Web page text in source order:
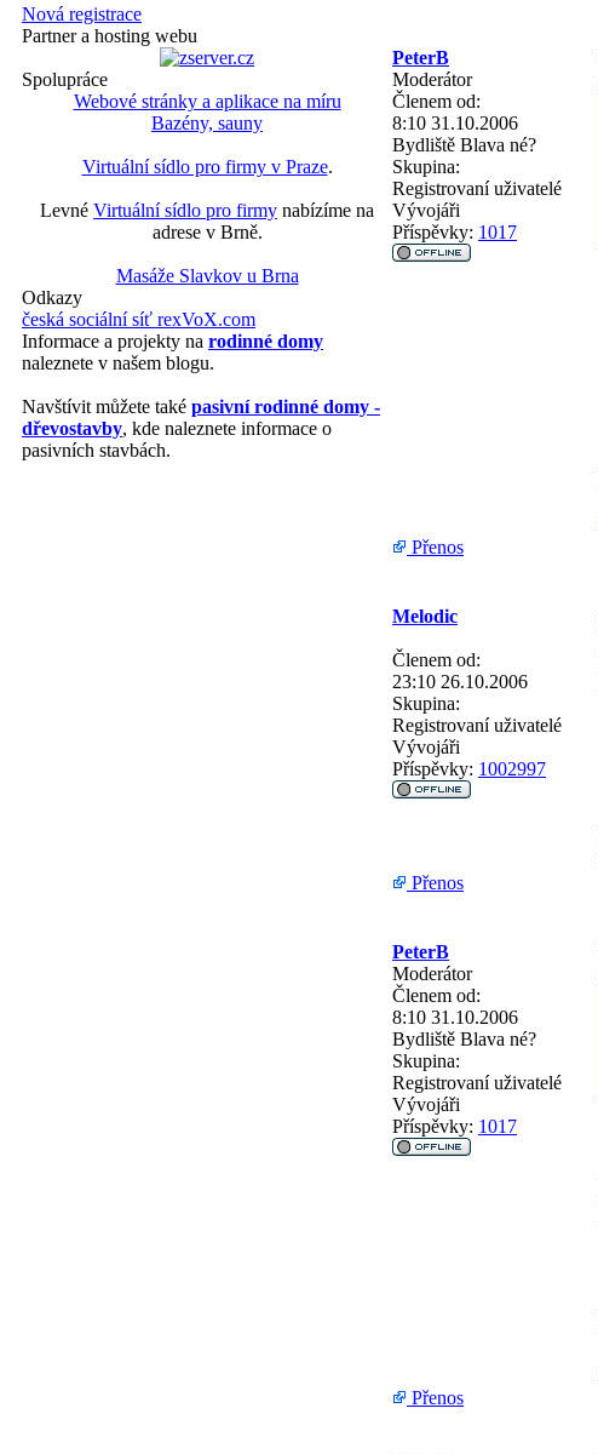
Nová registrace
Partner a hosting webu
Spolupráce
Webové stránky a aplikace na míru
Bazény, sauny
Virtuální sídlo pro firmy v Praze.
Levné Virtuální sídlo pro firmy nabízíme na
adrese v Brně.
Masáže Slavkov u Brna
Odkazy
česká sociální síť rexVoX.com
Informace a projekty na rodinné domy
naleznete v našem blogu.
Navštívit můžete také pasivní rodinné domy -
dřevostavby, kde naleznete informace o
pasivních stavbách.
PeterB
Moderátor
Členem od:
8:10 31.10.2006
Bydliště Blava né?
Skupina:
Registrovaní uživatelé
Vývojáři
Příspěvky: 1017
Přenos
Melodic
Členem od:
23:10 26.10.2006
Skupina:
Registrovaní uživatelé
Vývojáři
Příspěvky: 1002997
Přenos
PeterB
Moderátor
Členem od:
8:10 31.10.2006
Bydliště Blava né?
Skupina:
Registrovaní uživatelé
Vývojáři
Příspěvky: 1017
Přenos